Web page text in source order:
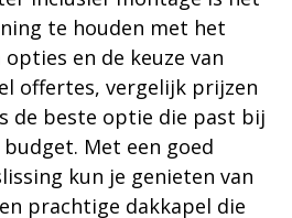
te houden met het
en de keuze van
offertes, vergelijk prijzen
de beste optie die past bij
Met een goed
kun je genieten van
prachtige dakkapel die